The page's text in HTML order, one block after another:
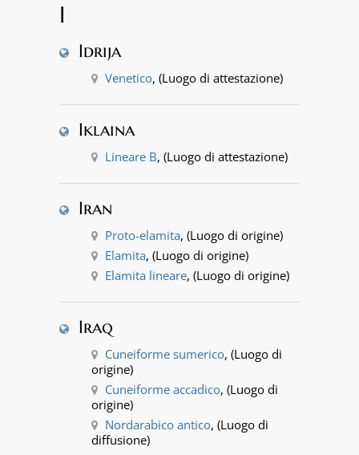
I
Idrija
Venetico, (Luogo di attestazione)
Iklaina
Lineare B, (Luogo di attestazione)
Iran
Proto-elamita, (Luogo di origine)
Elamita, (Luogo di origine)
Elamita lineare, (Luogo di origine)
Iraq
Cuneiforme sumerico, (Luogo di
origine)
Cuneiforme accadico, (Luogo di
origine)
Nordarabico antico, (Luogo di
diffusione)